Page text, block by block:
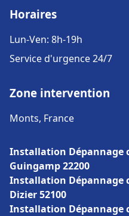
Horaires
Lun-Ven: 8h-19h
Service d'urgence 24/7
Zone intervention
Monts, France
Installation Dépannage
Guingamp 22200
Installation Dépannage
Dizier 52100
Installation Dépannage